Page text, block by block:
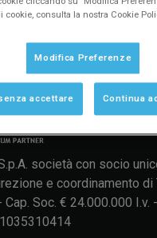
società con socio
e coordinamento di
Cap. Soc. € 24.000.000 I.v.
consulta la nostra Cookie
Modifica Preferenze
accettare Continua